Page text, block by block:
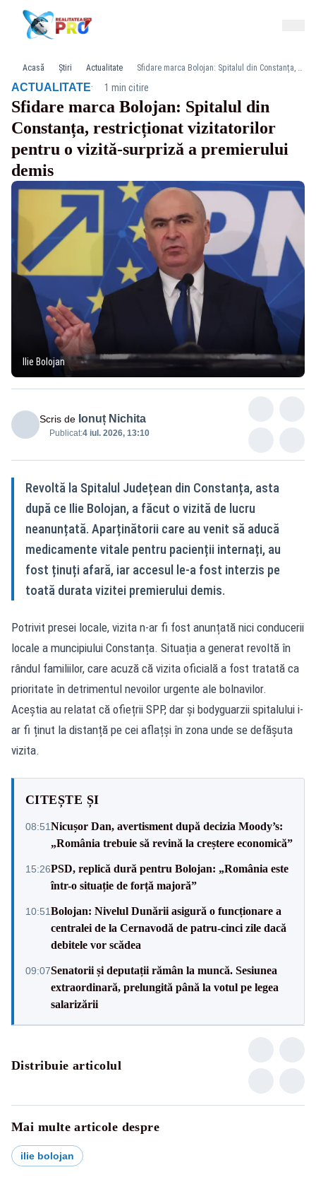
Acasă Știri Actualitate Sfidare marca Bolojan: Spitalul din Constanța, restricționat vizitatorilor pentru o vizită-surpriză a premierului demis
ACTUALITATE· 1 min citire
Sfidare marca Bolojan: Spitalul din
Constanța, restricționat vizitatorilor
pentru o vizită-surpriză a premierului
demis
Ilie Bolojan
Scris de Ionuț Nichita
Publicat:4 iul. 2026, 13:10
Revoltă la Spitalul Județean din Constanța, asta
după ce Ilie Bolojan, a făcut o vizită de lucru
neanunțată. Aparținătorii care au venit să aducă
medicamente vitale pentru pacienții internați, au
fost ținuți afară, iar accesul le-a fost interzis pe
toată durata vizitei premierului demis.
Potrivit presei locale, vizita n-ar fi fost anunțată nici conducerii
locale a muncipiului Constanța. Situația a generat revoltă în
rândul familiilor, care acuză că vizita oficială a fost tratată ca
prioritate în detrimentul nevoilor urgente ale bolnavilor.
Aceștia au relatat că ofiețrii SPP, dar și bodyguarzii spitalului i-
ar fi ținut la distanță pe cei aflațși în zona unde se defășuta
vizita.
CITEȘTE ȘI
08:51Nicușor Dan, avertisment după decizia Moody’s:
„România trebuie să revină la creștere economică”
15:26PSD, replică dură pentru Bolojan: „România este
într-o situație de forță majoră”
10:51Bolojan: Nivelul Dunării asigură o funcționare a
centralei de la Cernavodă de patru-cinci zile dacă
debitele vor scădea
09:07Senatorii și deputații rămân la muncă. Sesiunea
extraordinară, prelungită până la votul pe legea
salarizării
Distribuie articolul
Mai multe articole despre
ilie bolojan